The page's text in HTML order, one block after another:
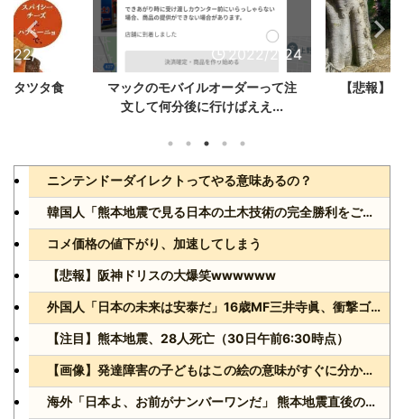
5/22
タツタ食
2022/2/24
マックのモバイルオーダーって注
文して何分後に行けばええ...
【悲報】
ニンテンドーダイレクトってやる意味あるの？
韓国人「熊本地震で見る日本の土木技術の完全勝利をご覧ください」→「これはすごいわ」「こういうのを見ると日本人は何か適当に作る感じがしない・・・」「あれがまさに経験値である」
コメ価格の値下がり、加速してしまう
【悲報】阪神ドリスの大爆笑wwwwww
外国人「日本の未来は安泰だ」16歳MF三井寺眞、衝撃ゴール！久保建英超え歴代2位の記録！3得点に絡む活躍で海外絶賛！【海外の反応】
【注目】熊本地震、28人死亡（30日午前6:30時点）
【画像】発達障害の子どもはこの絵の意味がすぐに分からないらしい
海外「日本よ、お前がナンバーワンだ」 熊本地震直後の日本の対応のスピードに世界が衝撃